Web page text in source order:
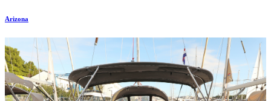
Arizona